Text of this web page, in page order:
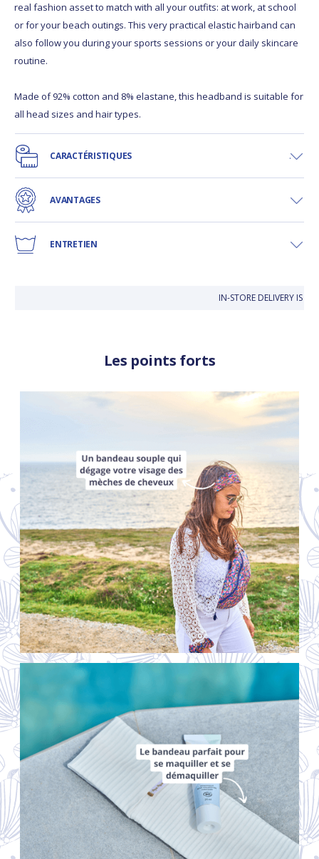
real fashion asset to match with all your outfits: at work, at school
or for your beach outings. This very practical elastic hairband can
also follow you during your sports sessions or your daily skincare
routine.
Made of 92% cotton and 8% elastane, this headband is suitable for
all head sizes and hair types.
CARACTÉRISTIQUES
AVANTAGES
ENTRETIEN
IN-STORE DELIVERY IS
Les points forts